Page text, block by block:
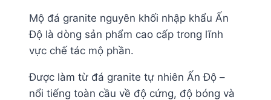
Mộ đá granite nguyên khối nhập khẩu Ấn
Độ là dòng sản phẩm cao cấp trong lĩnh
vực chế tác mộ phần.
Được làm từ đá granite tự nhiên Ấn Độ –
nổi tiếng toàn cầu về độ cứng, độ bóng và